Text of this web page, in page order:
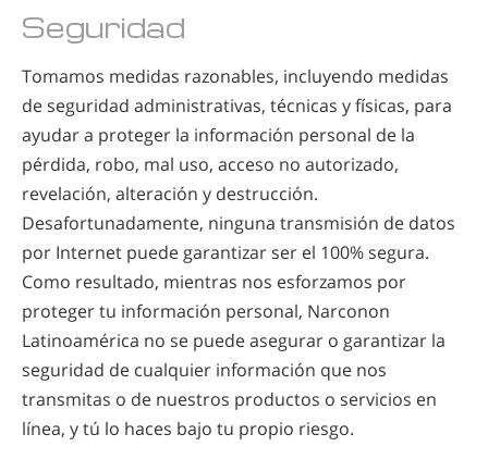
Seguridad
Tomamos medidas razonables, incluyendo medidas
de seguridad administrativas, técnicas y físicas, para
ayudar a proteger la información personal de la
pérdida, robo, mal uso, acceso no autorizado,
revelación, alteración y destrucción.
Desafortunadamente, ninguna transmisión de datos
por Internet puede garantizar ser el 100% segura.
Como resultado, mientras nos esforzamos por
proteger tu información personal, Narconon
Latinoamérica no se puede asegurar o garantizar la
seguridad de cualquier información que nos
transmitas o de nuestros productos o servicios en
línea, y tú lo haces bajo tu propio riesgo.